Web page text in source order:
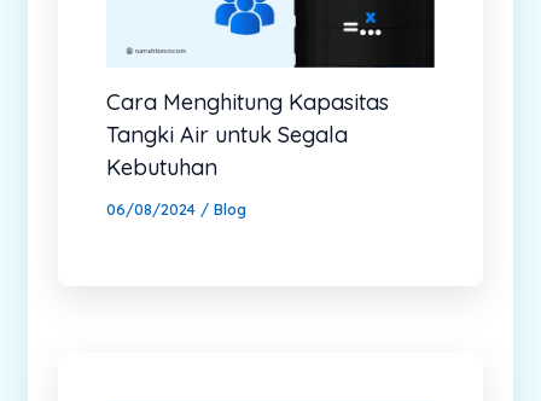
Cara Menghitung Kapasitas
Tangki Air untuk Segala
Kebutuhan
06/08/2024 / Blog